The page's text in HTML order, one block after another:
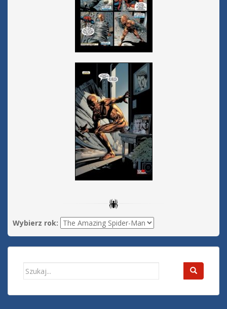
Wybierz rok:
Search